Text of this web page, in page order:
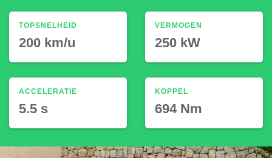
TOPSNELHEID
200 km/u
ACCELERATIE
5.5 s
VERMOGEN
250 kW
KOPPEL
694 Nm